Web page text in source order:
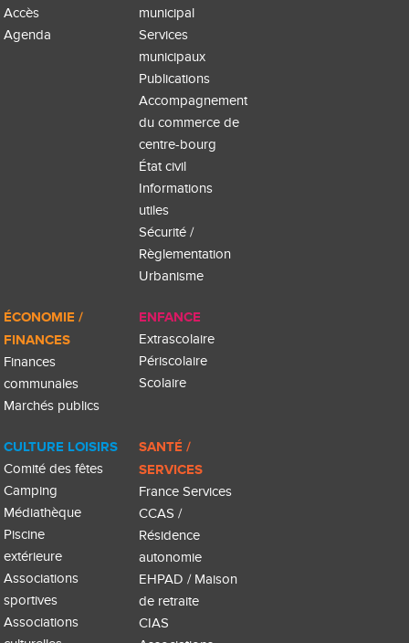
Accès
Agenda
municipal
Services
municipaux
Publications
Accompagnement
du commerce de
centre-bourg
État civil
Informations
utiles
Sécurité /
Règlementation
Urbanisme
ÉCONOMIE /
FINANCES
Finances
communales
Marchés publics
ENFANCE
Extrascolaire
Périscolaire
Scolaire
CULTURE LOISIRS
Comité des fêtes
Camping
Médiathèque
Piscine
extérieure
Associations
sportives
Associations
SANTÉ /
SERVICES
France Services
CCAS /
Résidence
autonomie
EHPAD / Maison
de retraite
CIAS